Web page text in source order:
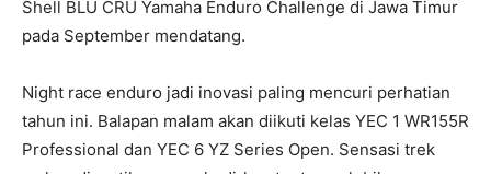
Shell BLU CRU Yamaha Enduro Challenge di Jawa Timur
pada September mendatang.
Night race enduro jadi inovasi paling mencuri perhatian
tahun ini. Balapan malam akan diikuti kelas YEC 1 WR155R
Professional dan YEC 6 YZ Series Open. Sensasi trek